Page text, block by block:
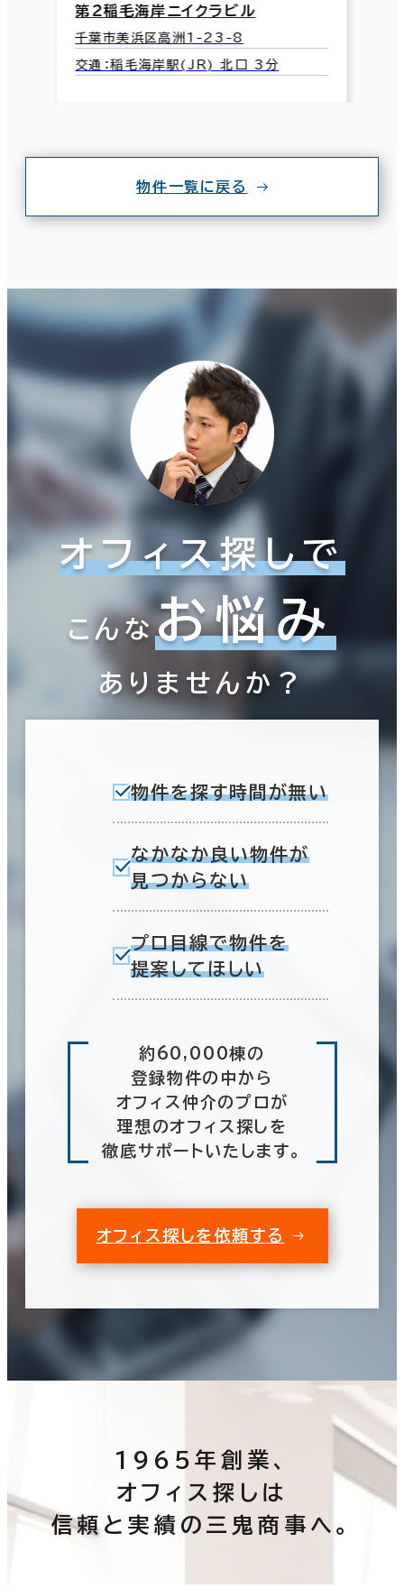
第２稲毛海岸ニイクラビル
千葉市美浜区高洲1-23-8
交通：稲毛海岸駅(JR) 北口 3分
物件一覧に戻る
オフィス探しで
こんなお悩み
ありませんか？
物件を探す時間が無い
なかなか良い物件が
見つからない
プロ目線で物件を
提案してほしい
約60,000棟の
登録物件の中から
オフィス仲介のプロが
理想のオフィス探しを
徹底サポートいたします。
オフィス探しを依頼する
1965年創業、
オフィス探しは
信頼と実績の三鬼商事へ。